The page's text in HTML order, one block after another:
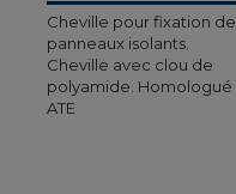
Cheville pour fixation de
panneaux isolants.
Cheville avec clou de
polyamide. Homologué
ATE